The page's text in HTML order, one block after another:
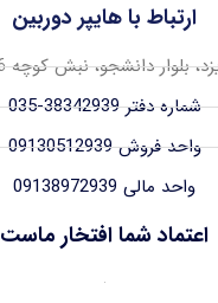
ارتباط با هایپر دوربین
بلوار دانشجو، نبش کوچه 16
شماره دفتر 38342939-035
واحد فروش 09130512939
واحد مالی 09138972939
اعتماد شما افتخار ماست